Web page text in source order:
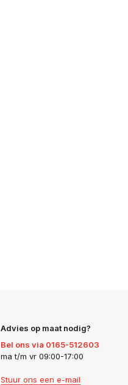
Advies op maat nodig?
Bel ons via 0165-512603
ma t/m vr 09:00-17:00
Stuur ons een e-mail